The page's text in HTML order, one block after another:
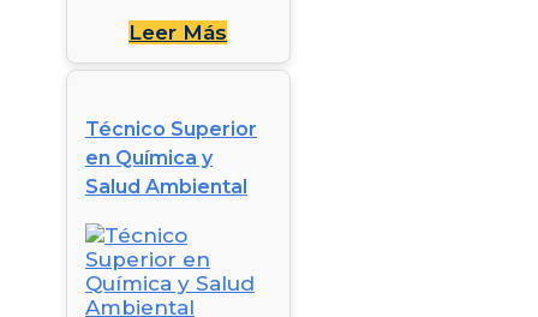
Leer Más
Técnico Superior
en Química y
Salud Ambiental